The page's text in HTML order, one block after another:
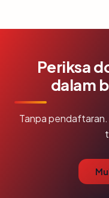
Periksa
dalam
Tanpa